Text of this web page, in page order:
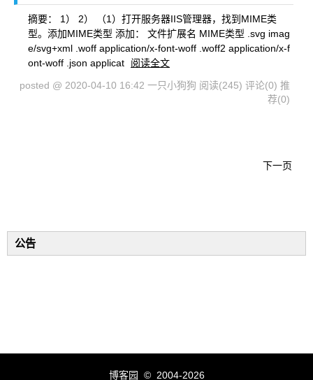
摘要： 1） 2） （1）打开服务器IIS管理器，找到MIME类
型。添加MIME类型 添加： 文件扩展名 MIME类型 .svg imag
e/svg+xml .woff application/x-font-woff .woff2 application/x-f
ont-woff .json applicat
阅读全文
posted @ 2020-04-10 16:42 一只小狗狗 阅读(245) 评论(0) 推
荐(0)
下一页
公告
博客园 © 2004-2026